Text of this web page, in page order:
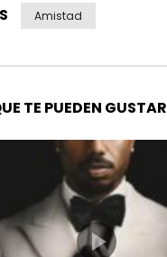
Amistad
TE PUEDEN GUSTAR